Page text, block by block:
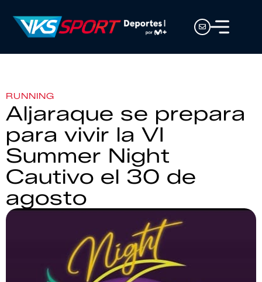
RUNNING
Aljaraque se prepara
para vivir la VI
Summer Night
Cautivo el 30 de
agosto